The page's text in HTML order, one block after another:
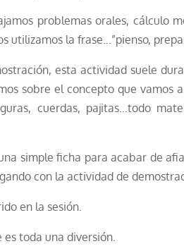
problemas orales, cálculo
utilizamos la frase…”pienso,
esta actividad suele
sobre el concepto que vamos
cuerdas, pajitas…todo
simple ficha para acabar de
con la actividad de
en la sesión.
toda una diversión.